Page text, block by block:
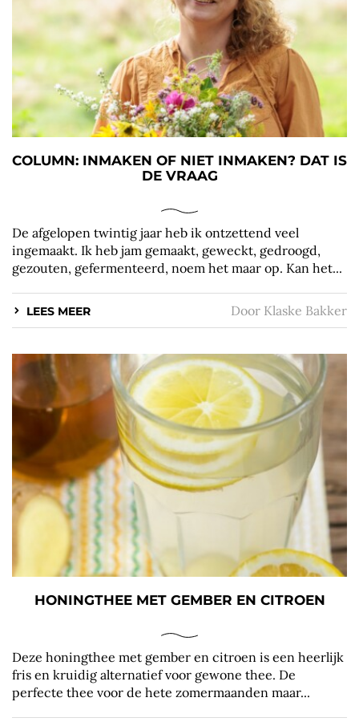
COLUMN: INMAKEN OF NIET INMAKEN? DAT IS
DE VRAAG
De afgelopen twintig jaar heb ik ontzettend veel
ingemaakt. Ik heb jam gemaakt, geweckt, gedroogd,
gezouten, gefermenteerd, noem het maar op. Kan het...
LEES MEER Door Klaske Bakker
HONINGTHEE MET GEMBER EN CITROEN
Deze honingthee met gember en citroen is een heerlijk
fris en kruidig alternatief voor gewone thee. De
perfecte thee voor de hete zomermaanden maar...